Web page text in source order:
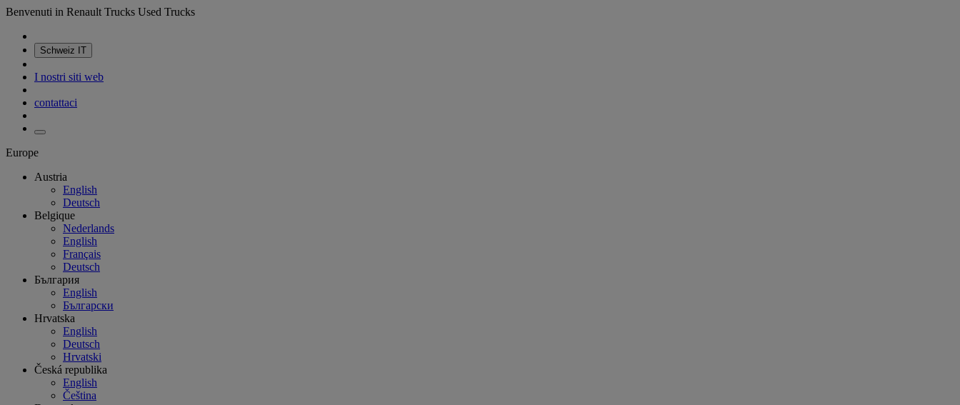
Benvenuti in Renault Trucks Used Trucks
Schweiz IT
I nostri siti web
contattaci
Europe
Austria
English
Deutsch
Belgique
Nederlands
English
Français
Deutsch
България
English
Български
Hrvatska
English
Deutsch
Hrvatski
Česká republika
English
Čeština